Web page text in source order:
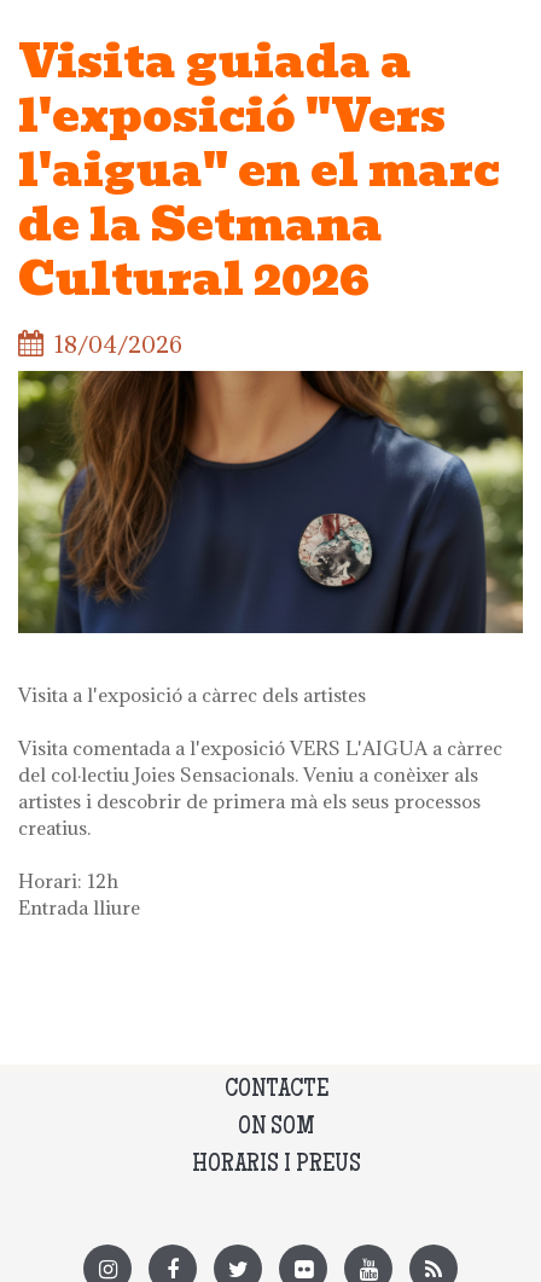
Visita guiada a
l'exposició "Vers
l'aigua" en el marc
de la Setmana
Cultural 2026
18/04/2026
Visita a l'exposició a càrrec dels artistes
Visita comentada a l'exposició VERS L'AIGUA a càrrec
del col·lectiu Joies Sensacionals. Veniu a conèixer als
artistes i descobrir de primera mà els seus processos
creatius.
Horari: 12h
Entrada lliure
CONTACTE
ON SOM
HORARIS I PREUS